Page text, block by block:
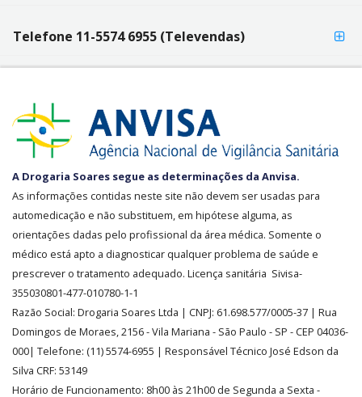
Telefone 11-5574 6955 (Televendas)
A Drogaria Soares segue as determinações da Anvisa.
As informações contidas neste site não devem ser usadas para
automedicação e não substituem, em hipótese alguma, as
orientações dadas pelo profissional da área médica. Somente o
médico está apto a diagnosticar qualquer problema de saúde e
prescrever o tratamento adequado. Licença sanitária Sivisa-
355030801-477-010780-1-1
Razão Social: Drogaria Soares Ltda | CNPJ: 61.698.577/0005-37 | Rua
Domingos de Moraes, 2156-Vila Mariana - São Paulo - SP - CEP 04036-
000| Telefone: (11)5574-6955 | Responsável Técnico José Edson da
Silva CRF: 53149
Horário de Funcionamento: 8h00 às 21h00 de Segunda a Sexta -